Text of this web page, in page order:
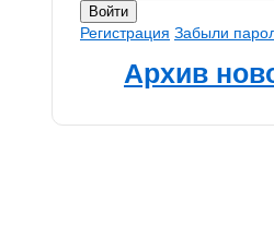
Регистрация Забыли
Архив